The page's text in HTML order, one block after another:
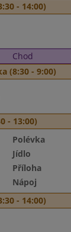
- 14:00)
Chod
(8:30 - 9:00)
- 13:00)
Polévka
Jídlo
Příloha
Nápoj
- 14:00)